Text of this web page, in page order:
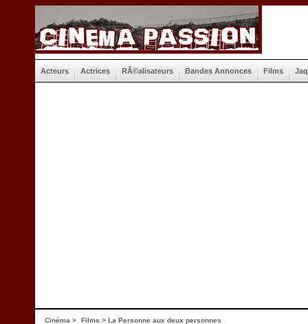
Acteurs Actrices RÃ©alisateurs Bandes Annonces Films
Cinéma > Films > La Personne aux deux personnes